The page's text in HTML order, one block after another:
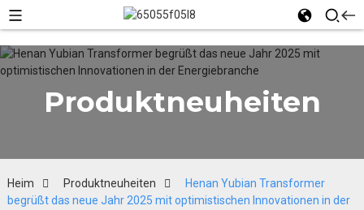
Produktneuheiten
Heim Produktneuheiten
Henan Yubian Transformer
begrüßt das neue Jahr 2025 mit optimistischen Innovationen in der